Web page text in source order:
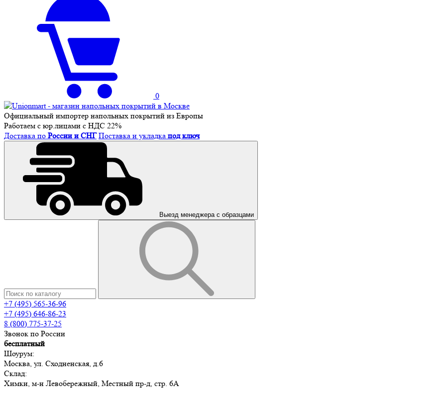
0
Официальный импортер напольных покрытий из Европы
Работаем с юр.лицами с НДС 22%
Доставка по России и СНГ Поставка и укладка под ключ
Выезд менеджера с образцами
+7 (495) 565-36-96
+7 (495) 646-86-23
8 (800) 775-37-25
Звонок по России
бесплатный
Шоурум:
Москва, ул. Сходненская, д.6
Склад:
Химки, м-н Левобережный, Местный пр-д, стр. 6А